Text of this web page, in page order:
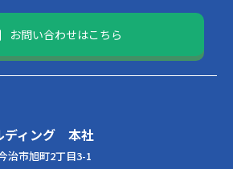
お問い合わせはこちら
ディング 本社
治市旭町2丁目3-1